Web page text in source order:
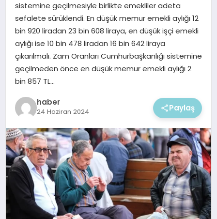
TEKNOLOJI
EKONOMI
MAGAZIN
sistemine geçilmesiyle birlikte emekliler adeta
sefalete sürüklendi. En düşük memur emekli aylığı 12
bin 920 liradan 23 bin 608 liraya, en düşük işçi emekli
aylığı ise 10 bin 478 liradan 16 bin 642 liraya
çıkarılmalı. Zam Oranları Cumhurbaşkanlığı sistemine
geçilmeden önce en düşük memur emekli aylığı 2
bin 857 TL…
haber
24 Haziran 2024 Paylaş